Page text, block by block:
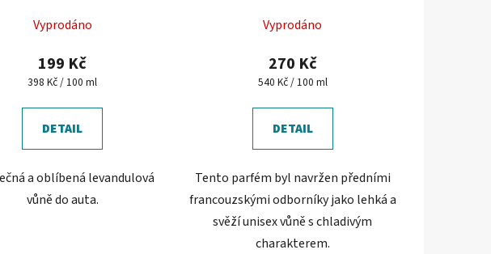
hodnocení
produktu
je
z
Vyprodáno
199 Kč
Měrná
398 Kč / 100 ml
DETAIL
a oblíbená levandulová
vůně do auta.
Vyprodáno
270 Kč
Měrná
540 Kč / 100 ml
DETAIL
Tento parfém byl navržen předními
francouzskými odborníky jako lehká a
svěží unisex vůně s chladivým
charakterem.